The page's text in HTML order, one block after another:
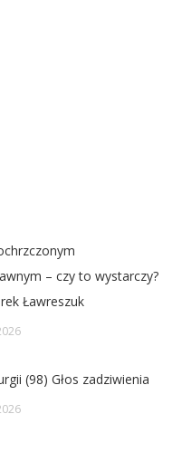
– czy to wystarczy?
Ławreszuk
(98) Głos zadziwienia